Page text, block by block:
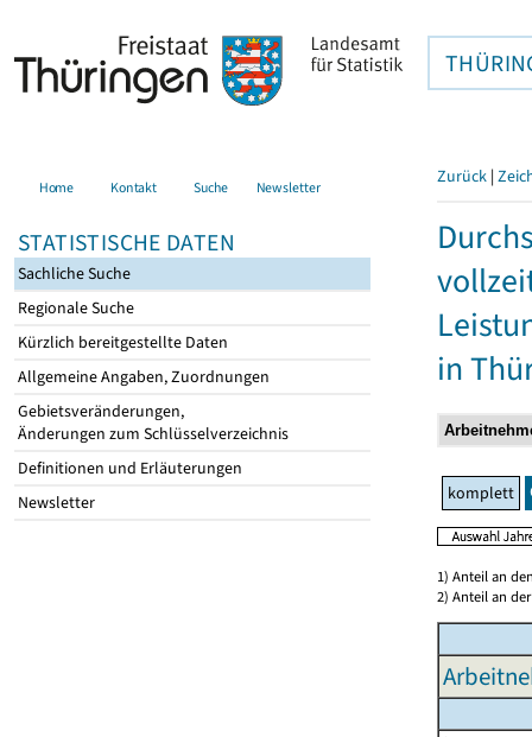
Home Kontakt Suche Newsletter
STATISTISCHE DATEN
Sachliche Suche
Regionale Suche
Kürzlich bereitgestellte Daten
Allgemeine Angaben, Zuordnungen
Gebietsveränderungen,
Änderungen zum Schlüsselverzeichnis
Definitionen und Erläuterungen
Newsletter
Zurück |
in
komplett
1) Anteil an
2) Anteil an